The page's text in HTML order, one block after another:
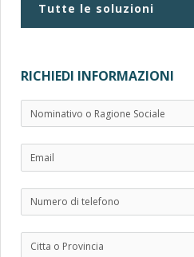
Tutte le soluzioni
RICHIEDI INFORMAZIONI